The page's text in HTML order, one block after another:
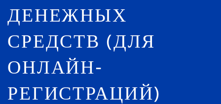
ДЕНЕЖНЫХ
СРЕДСТВ (ДЛЯ
ОНЛАЙН-
РЕГИСТРАЦИЙ)